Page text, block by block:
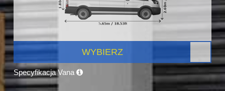
WYBIERZ
Specyfikacja Vana